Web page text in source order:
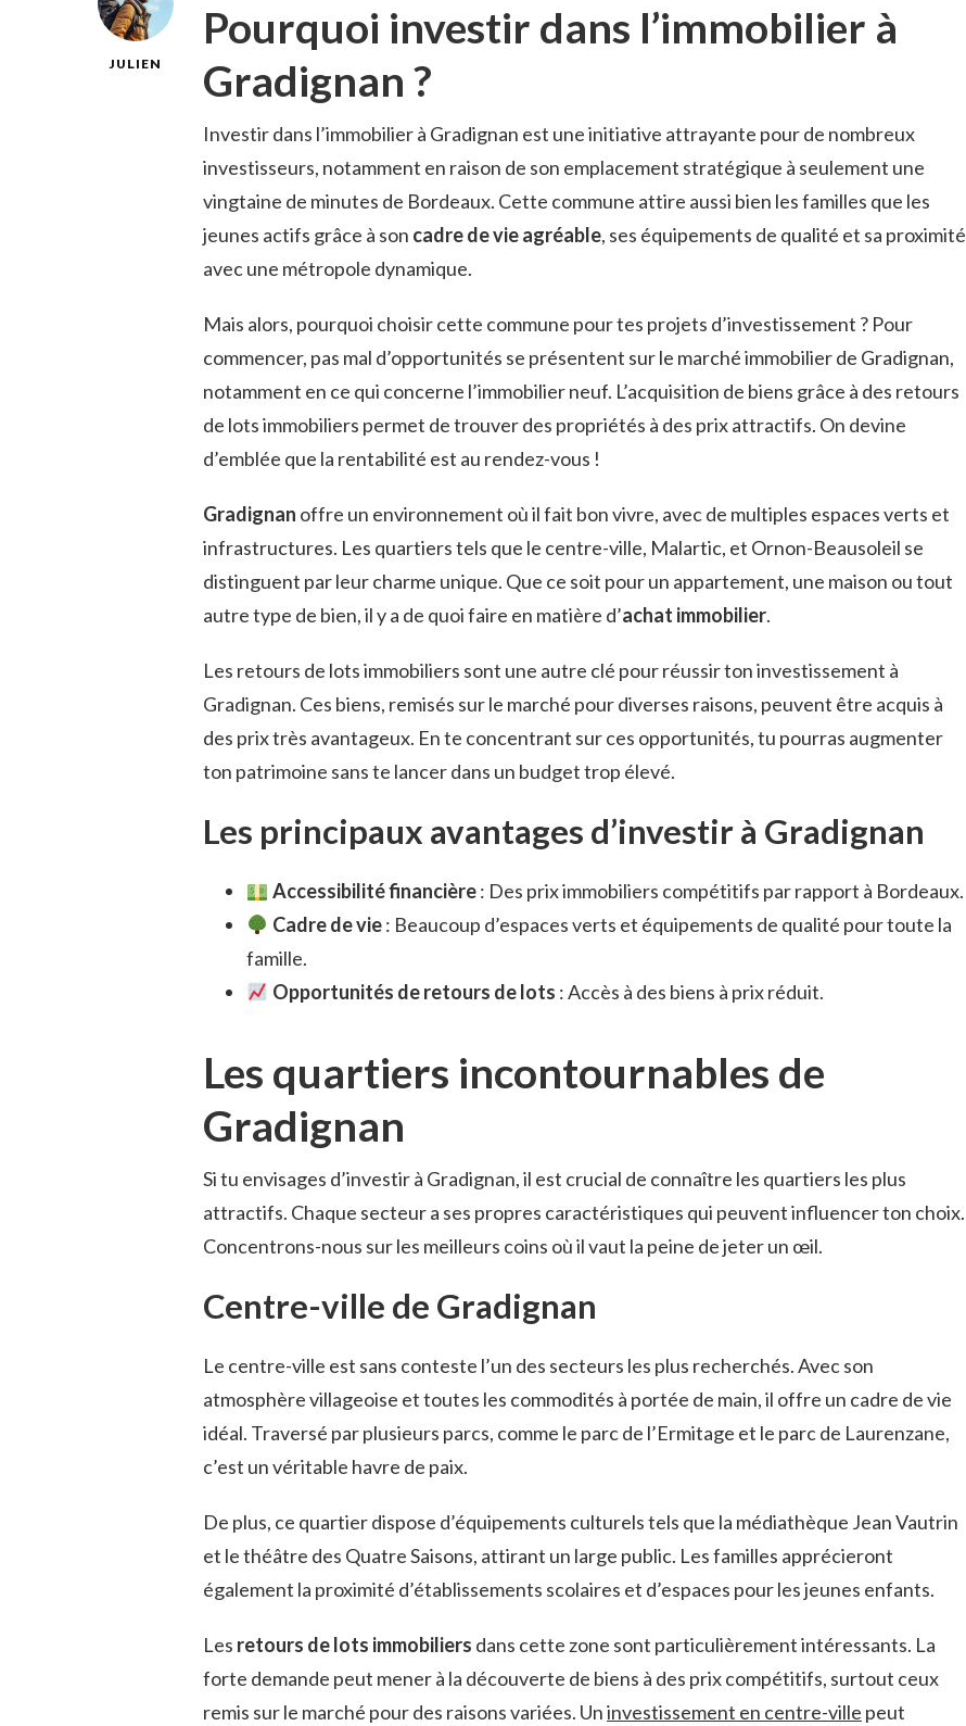
JULIEN
Pourquoi investir dans l’immobilier à
Gradignan ?
Investir dans l’immobilier à Gradignan est une initiative attrayante pour de nombreux
investisseurs, notamment en raison de son emplacement stratégique à seulement une
vingtaine de minutes de Bordeaux. Cette commune attire aussi bien les familles que les
jeunes actifs grâce à son cadre de vie agréable, ses équipements de qualité et sa proximité
avec une métropole dynamique.
Mais alors, pourquoi choisir cette commune pour tes projets d’investissement ? Pour
commencer, pas mal d’opportunités se présentent sur le marché immobilier de Gradignan,
notamment en ce qui concerne l’immobilier neuf. L’acquisition de biens grâce à des retours
de lots immobiliers permet de trouver des propriétés à des prix attractifs. On devine
d’emblée que la rentabilité est au rendez-vous !
Gradignan offre un environnement où il fait bon vivre, avec de multiples espaces verts et
infrastructures. Les quartiers tels que le centre-ville, Malartic, et Ornon-Beausoleil se
distinguent par leur charme unique. Que ce soit pour un appartement, une maison ou tout
autre type de bien, il y a de quoi faire en matière d’achat immobilier.
Les retours de lots immobiliers sont une autre clé pour réussir ton investissement à
Gradignan. Ces biens, remisés sur le marché pour diverses raisons, peuvent être acquis à
des prix très avantageux. En te concentrant sur ces opportunités, tu pourras augmenter
ton patrimoine sans te lancer dans un budget trop élevé.
Les principaux avantages d’investir à Gradignan
Accessibilité financière: Des prix immobiliers compétitifs par rapport à Bordeaux.
Cadre de vie: Beaucoup d’espaces verts et équipements de qualité pour toute la
famille.
Opportunités de retours de lots : Accès à des biens à prix réduit.
Les quartiers incontournables de
Gradignan
Si tu envisages d’investir à Gradignan, il est crucial de connaître les quartiers les plus
attractifs. Chaque secteur a ses propres caractéristiques qui peuvent influencer ton choix.
Concentrons-nous sur les meilleurs coins où il vaut la peine de jeter un œil.
Centre-ville de Gradignan
Le centre-ville est sans conteste l’un des secteurs les plus recherchés. Avec son
atmosphère villageoise et toutes les commodités à portée de main, il offre un cadre de vie
idéal. Traversé par plusieurs parcs, comme le parc de l’Ermitage et le parc de Laurenzane,
c’est un véritable havre de paix.
De plus, ce quartier dispose d’équipements culturels tels que la médiathèque Jean Vautrin
et le théâtre des Quatre Saisons, attirant un large public. Les familles apprécieront
également la proximité d’établissements scolaires et d’espaces pour les jeunes enfants.
Les retours de lots immobiliers dans cette zone sont particulièrement intéressants. La
forte demande peut mener à la découverte de biens à des prix compétitifs, surtout ceux
remis sur le marché pour des raisons variées. Uninvestissement en centre-ville peut